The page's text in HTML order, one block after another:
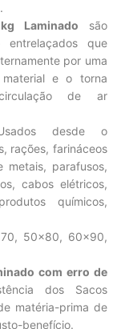
Laminado são
que
por uma
e o torna
de ar
desde o
rações, farináceos
metais, parafusos,
cabos elétricos,
químicos,
50×80, 60×90,
com erro de
dos Sacos
matéria-prima de
benefício.